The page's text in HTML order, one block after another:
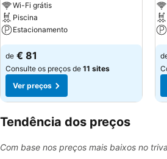
Wi-Fi grátis
Piscina
Estacionamento
de € 81
Consulte os preços de 11 sites
Ver preços
Tendência dos preços
Com base nos preços mais baixos no